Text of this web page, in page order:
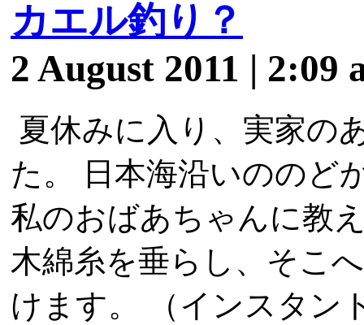
カエル釣り？
2 August 2011 | 2:09
夏休みに入り、実家の
た。 日本海沿いののど
私のおばあちゃんに教
木綿糸を垂らし、そこ
けます。 （インスタン